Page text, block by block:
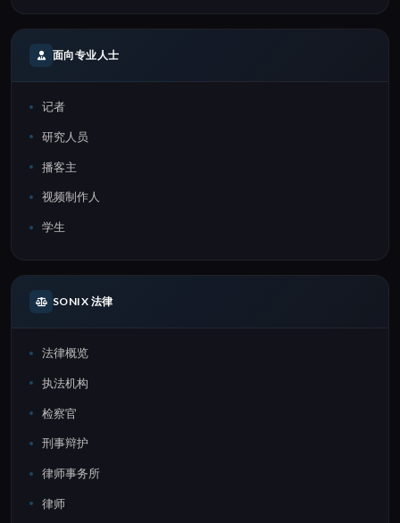
面向专业人士
记者
研究人员
播客主
视频制作人
学生
SONIX 法律
法律概览
执法机构
检察官
刑事辩护
律师事务所
律师